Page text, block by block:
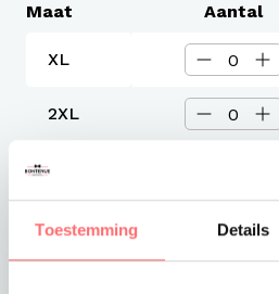
Toestemming Details
Maat Aantal
XL
2XL
3XL
Levertijd
1-3 werkdagen